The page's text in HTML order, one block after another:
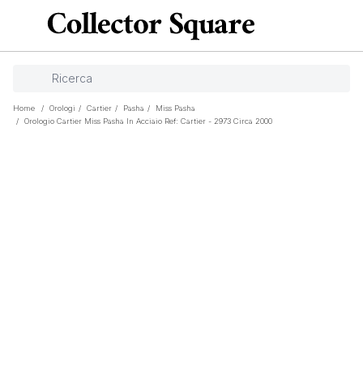
Home / Orologi / Cartier / Pasha /
Miss Pasha
/
Orologio Cartier Miss Pasha In Acciaio Ref: Cartier - 2973 Circa 2000